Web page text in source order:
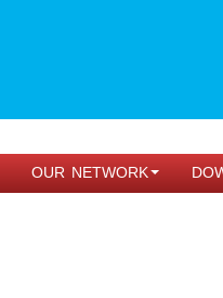
OUR NETWORK